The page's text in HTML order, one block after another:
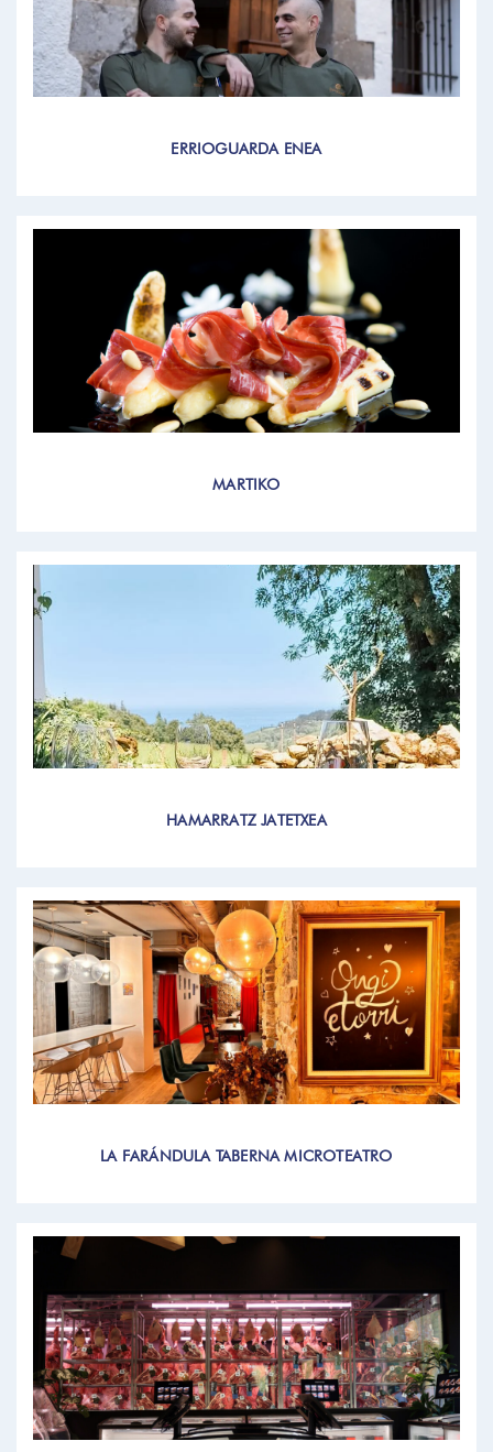
ERRIOGUARDA ENEA
MARTIKO
HAMARRATZ JATETXEA
LA FARÁNDULA TABERNA MICROTEATRO